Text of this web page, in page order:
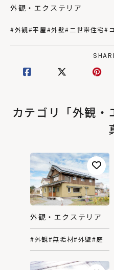
外観・エクステリア
#外観#平屋#外壁#二世帯住宅#
カテゴリ「外観・
外観・エクステリア
#外観#無垢材#外壁#庭